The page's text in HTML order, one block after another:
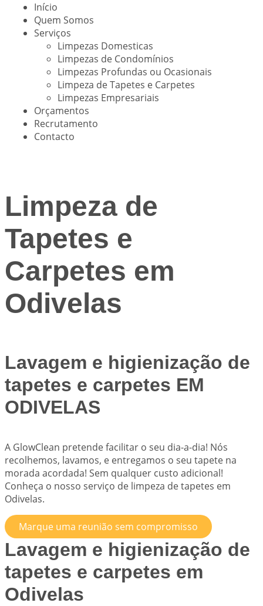
Início
Quem Somos
Serviços
Limpezas Domesticas
Limpezas de Condomínios
Limpezas Profundas ou Ocasionais
Limpeza de Tapetes e Carpetes
Limpezas Empresariais
Orçamentos
Recrutamento
Contacto
Limpeza de
Tapetes e
Carpetes em
Odivelas
Lavagem e higienização de
tapetes e carpetes EM
ODIVELAS
A GlowClean pretende facilitar o seu dia-a-dia! Nós
recolhemos, lavamos, e entregamos o seu tapete na
morada acordada! Sem qualquer custo adicional!
Conheça o nosso serviço de limpeza de tapetes em
Odivelas.
Marque uma reunião sem compromisso
Lavagem e higienização de
tapetes e carpetes em
Odivelas